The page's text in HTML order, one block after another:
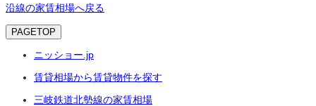
沿線の家賃相場へ戻る
PAGETOP
ニッショー.jp
賃貸相場から賃貸物件を探す
三岐鉄道北勢線の家賃相場